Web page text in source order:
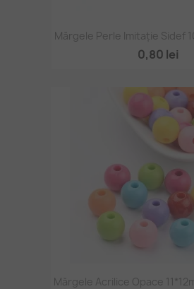
Mărgele Perle Imitație Sidef
0,80 lei
Mărgele Acrilice Opace